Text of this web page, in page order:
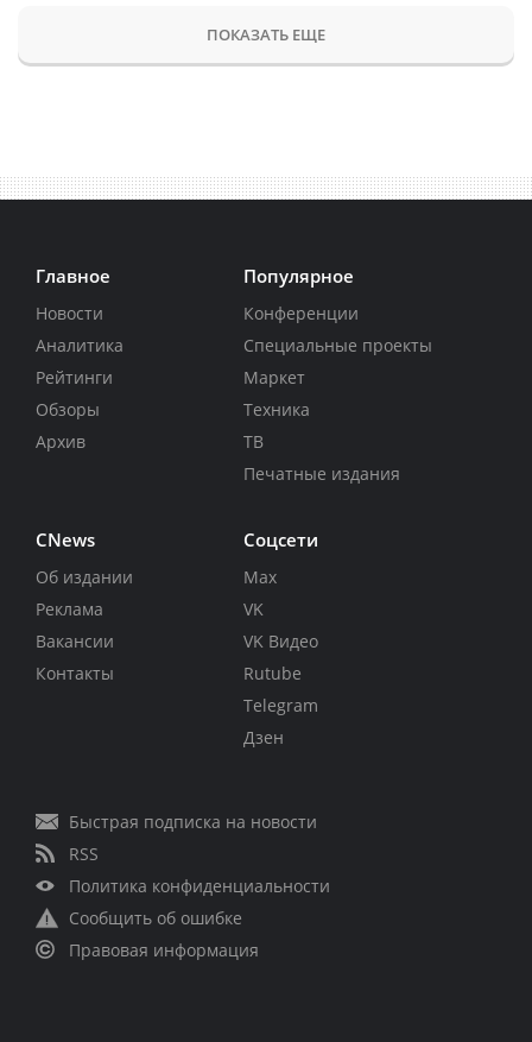
ПОКАЗАТЬ ЕЩЕ
Главное
Новости
Аналитика
Рейтинги
Обзоры
Архив
Популярное
Конференции
Специальные проекты
Маркет
Техника
ТВ
Печатные издания
CNews
Об издании
Реклама
Вакансии
Контакты
Соцсети
Max
VK
VK Видео
Rutube
Telegram
Дзен
Быстрая подписка на новости
RSS
Политика конфиденциальности
Сообщить об ошибке
Правовая информация